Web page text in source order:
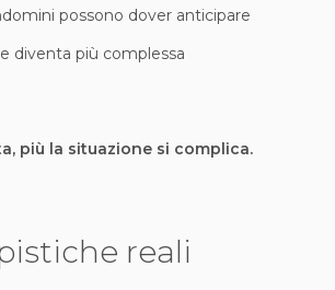
possono dover anticipare
diventa più complessa
più la situazione si complica.
reali